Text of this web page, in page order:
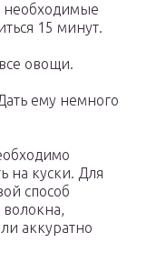
необходимые
15 минут.
овощи.
ему немного
на куски. Для
способ
аккуратно